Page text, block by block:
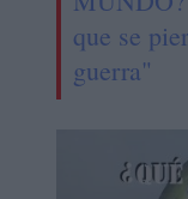
que se
guerra"